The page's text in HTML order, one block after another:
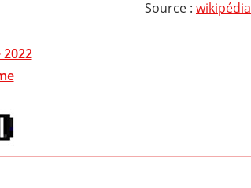
Source : wikipédia